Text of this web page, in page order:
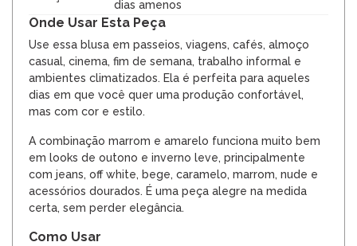
dias amenos
Onde Usar Esta Peça
Use essa blusa em passeios, viagens, cafés, almoço
casual, cinema, fim de semana, trabalho informal e
ambientes climatizados. Ela é perfeita para aqueles
dias em que você quer uma produção confortável,
mas com cor e estilo.
A combinação marrom e amarelo funciona muito bem
em looks de outono e inverno leve, principalmente
com jeans, off white, bege, caramelo, marrom, nude e
acessórios dourados. É uma peça alegre na medida
certa, sem perder elegância.
Como Usar